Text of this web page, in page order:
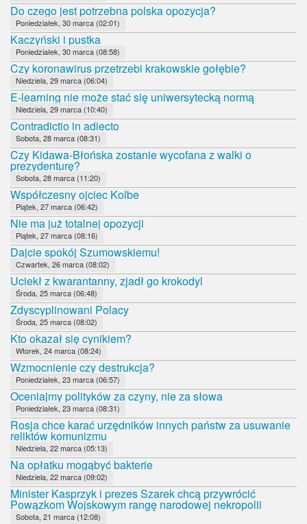
Do czego jest potrzebna polska opozycja?
Poniedziałek, 30 marca (02:01)
Kaczyński i pustka
Poniedziałek, 30 marca (08:58)
Czy koronawirus przetrzebi krakowskie gołębie?
Niedziela, 29 marca (06:04)
E-learning nie może stać się uniwersytecką normą
Niedziela, 29 marca (10:40)
Contradictio in adiecto
Sobota, 28 marca (08:31)
Czy Kidawa-Błońska zostanie wycofana z walki o
prezydenturę?
Sobota, 28 marca (11:20)
Współczesny ojciec Kolbe
Piątek, 27 marca (06:42)
Nie ma już totalnej opozycji
Piątek, 27 marca (08:16)
Dajcie spokój Szumowskiemu!
Czwartek, 26 marca (08:02)
Uciekł z kwarantanny, zjadł go krokodyl
Środa, 25 marca (06:48)
Zdyscyplinowani Polacy
Środa, 25 marca (08:02)
Kto okazał się cynikiem?
Wtorek, 24 marca (08:24)
Wzmocnienie czy destrukcja?
Poniedziałek, 23 marca (06:57)
Oceniajmy polityków za czyny, nie za słowa
Poniedziałek, 23 marca (08:31)
Rosja chce karać urzędników innych państw za usuwanie
reliktów komunizmu
Niedziela, 22 marca (05:13)
Na opłatku mogąbyć bakterie
Niedziela, 22 marca (09:02)
Minister Kasprzyk i prezes Szarek chcą przywrócić
Powązkom Wojskowym rangę narodowej nekropolii
Sobota, 21 marca (12:08)